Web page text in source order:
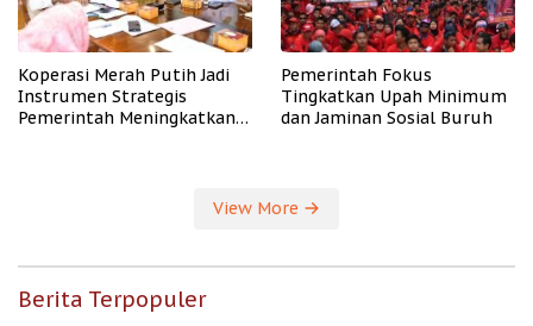
Koperasi Merah Putih Jadi
Instrumen Strategis
Pemerintah Meningkatkan
Pemerintah Fokus
Tingkatkan Upah Minimum
dan Jaminan Sosial Buruh
View More
Berita Terpopuler